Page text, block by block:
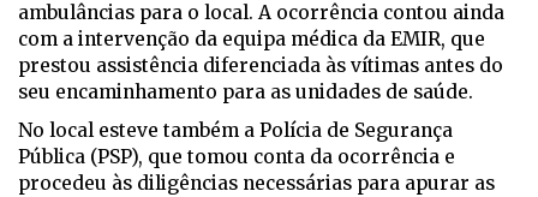
ambulâncias para o local. A ocorrência contou ainda
com a intervenção da equipa médica da EMIR, que
prestou assistência diferenciada às vítimas antes do
seu encaminhamento para as unidades de saúde.
No local esteve também a Polícia de Segurança
Pública (PSP), que tomou conta da ocorrência e
procedeu às diligências necessárias para apurar as